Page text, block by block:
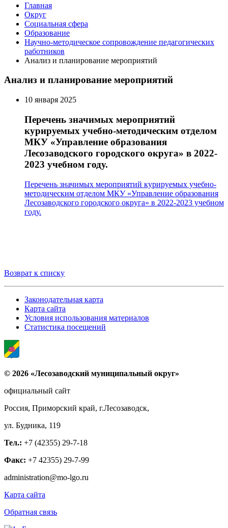
Главная
Округ
Социальная сфера
Образование
Научно-методическое сопровождение педагогических
работников
Анализ и планирование мероприятий
Анализ и планирование мероприятий
10 января 2025
Перечень значимых мероприятий
курируемых учебно-методическим отделом
МКУ «Управление образования
Лесозаводского городского округа» в 2022-
2023 учебном году.
Перечень значимых мероприятий курируемых учебно-
методическим отделом МКУ «Управление образования
Лесозаводского городского округа» в 2022-2023 учебном
году.
Возврат к списку
Законодательная карта
Карта сайта
Условия использования материалов
Статистика посещений
© 2026 «Лесозаводский муниципальный округ»
официальный сайт
Россия, Приморский край, г.Лесозаводск,
ул. Будника, 119
Тел.: +7 (42355) 29-7-18
Факс: +7 42355) 29-7-99
administration@mo-lgo.ru
Карта сайта
Обратная связь